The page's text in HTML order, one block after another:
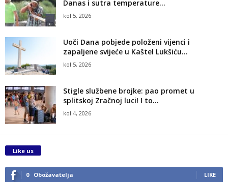
Danas i sutra temperature...
kol 5, 2026
Uoči Dana pobjede položeni vijenci i
zapaljene svijeće u Kaštel Lukšiću...
kol 5, 2026
Stigle službene brojke: pao promet u
splitskoj Zračnoj luci! I to...
kol 4, 2026
Like us
0 Obožavatelja LIKE